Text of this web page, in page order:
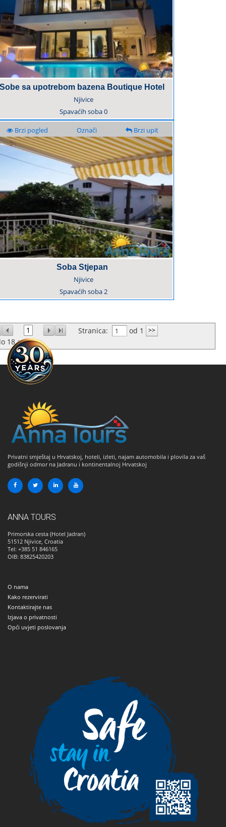
Sobe sa upotrebom bazena Boutique Hotel
Njivice
Spavaćih soba0
Brzi pogled Označi Brzi upit
Soba Stjepan
Njivice
Spavaćih soba2
1 Stranica:
od 1
18od3
Privatni smještaj u Hrvatskoj, hoteli, izleti, najam automobila i plovila za vaš
godišnji odmor na Jadranu i kontinentalnoj Hrvatskoj
ANNA TOURS
Primorska cesta (Hotel Jadran)
51512 Njivice, Croatia
Tel: +385 51 846165
OIB: 83825420203
O nama
Kako rezervirati
Kontaktirajte nas
Izjava o privatnosti
Opći uvjeti poslovanja